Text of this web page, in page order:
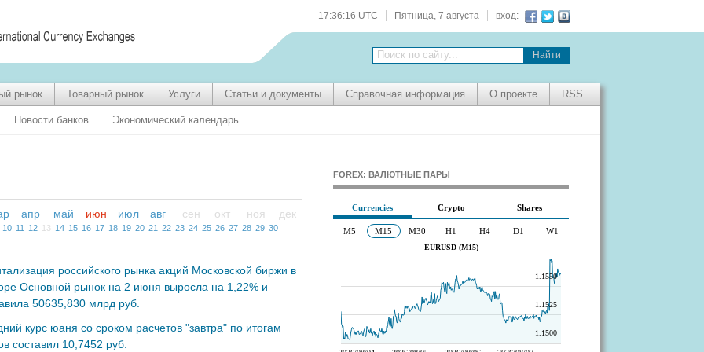
17:36:17 UTC Пятница, 7 августа вход:
Поиск по сайту...
рынок Товарный рынок Услуги Статьи и документы Справочная информация О проекте RSS
Новости банков Экономический календарь
апр май июн июл авг сен окт ноя дек
10 11 12 13 14 15 16 17 18 19 20 21 22 23 24 25 26 27 28 29 30
российского рынка акций Московской биржи в
Основной рынок на 2 июня выросла на 1,22% и
50635,830 млрд руб.
курс юаня со сроком расчетов "завтра" по итогам
составил 10,7452 руб.
FOREX: ВАЛЮТНЫЕ ПАРЫ